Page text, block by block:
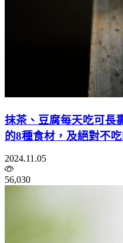
抹茶、豆腐每天吃可長
的8種食材，及絕對不
2024.11.05
56,030